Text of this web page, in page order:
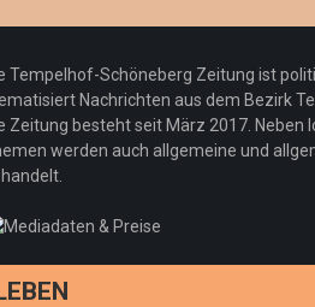
Redaktion
Pepe Jeans London
neuer
Redaktion
Woher kommt der
Regeln
drei neue
Tempelhof-Schöneberg Zeitung ist
Nachrichten aus dem Bezirk
Zeitung besteht seit März 2017. Neben
werden auch allgemeine und